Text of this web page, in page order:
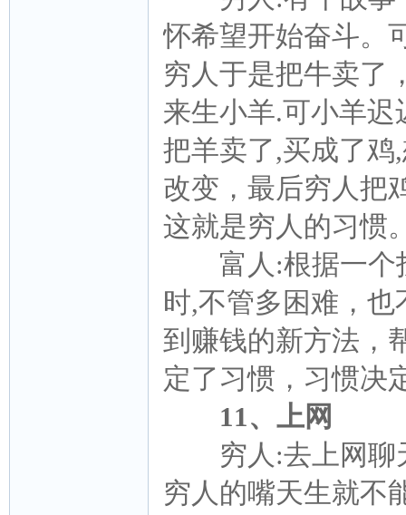
怀希望开始奋斗。
穷人于是把牛卖了
来生小羊.可小羊
把羊卖了,买成了
改变，最后穷人把
这就是穷人的习惯
富人:根据一个
时,不管多困难，
到赚钱的新方法，
定了习惯，习惯决
11、上网
穷人:去上网聊
穷人的嘴天生就不